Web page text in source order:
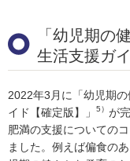
「幼児期の
生活支援ガ
2022年3月に「幼児期
イド【確定版】」
5） が
肥満の支援についての
ました。例えば偏食の